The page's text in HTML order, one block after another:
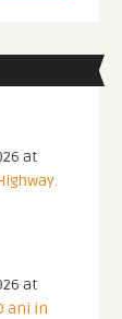
at
at
ani in